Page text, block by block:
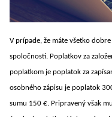
V prípade, že máte všetko
spoločnosti. Poplatkov za
poplatkom je poplatok za
osobného zápisu je poplatok
sumu 150 €. Pripravený však